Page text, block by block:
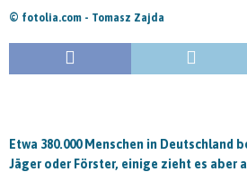
© fotolia.com - Tomasz Zajda
Etwa 380.000 Menschen in
Jäger oder Förster, einige zieht es aber